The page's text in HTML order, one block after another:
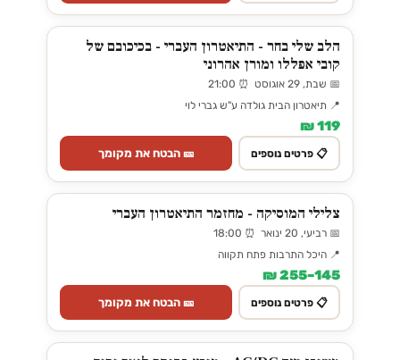
הלב שלי בחר - התיאטרון העברי - בכיכובם של
קובי אפללו ומורן אהרוני
📅 שבת, 29 אוגוסט ⏰ 21:00
📍 תיאטרון הבית גולדה ע"ש גברי לוי
119 ₪
📋 פרטים נוספים 🎫 הבטח את מקומך
צלילי המוסיקה - מחזמר התיאטרון העברי
📅 רביעי, 20 ינואר ⏰ 18:00
📍 היכל התרבות פתח תקווה
145–255 ₪
📋 פרטים נוספים 🎫 הבטח את מקומך